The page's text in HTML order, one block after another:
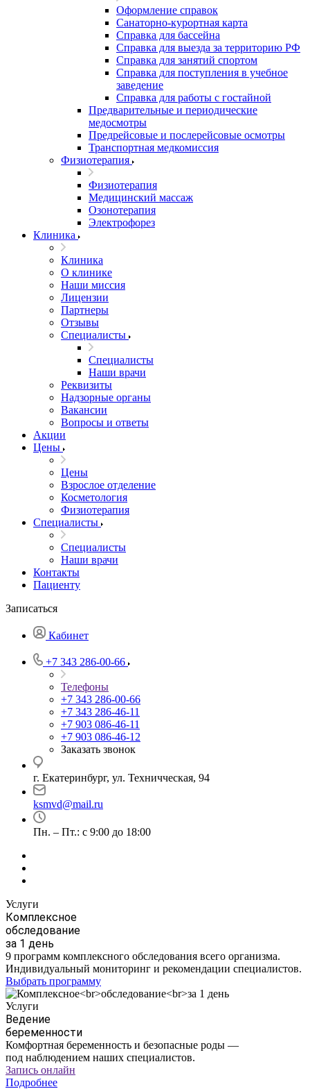
Оформление справок
Санаторно-курортная карта
Справка для бассейна
Справка для выезда за территорию РФ
Справка для занятий спортом
Справка для поступления в учебное
заведение
Справка для работы с гостайной
Предварительные и периодические
медосмотры
Предрейсовые и послерейсовые осмотры
Транспортная медкомиссия
Физиотерапия
Физиотерапия
Медицинский массаж
Озонотерапия
Электрофорез
Клиника
Клиника
О клинике
Наши миссия
Лицензии
Партнеры
Отзывы
Специалисты
Специалисты
Наши врачи
Реквизиты
Надзорные органы
Вакансии
Вопросы и ответы
Акции
Цены
Цены
Взрослое отделение
Косметология
Физиотерапия
Специалисты
Специалисты
Наши врачи
Контакты
Пациенту
Записаться
Кабинет
+7 343 286-00-66
Телефоны
+7 343 286-00-66
+7 343 286-46-11
+7 903 086-46-11
+7 903 086-46-12
Заказать звонок
г. Екатеринбург, ул. Техничческая, 94
ksmvd@mail.ru
Пн. – Пт.: с 9:00 до 18:00
Услуги
Комплексное
обследование
за 1 день
9 программ комплексного обследования всего организма.
Индивидуальный мониторинг и рекомендации специалистов.
Выбрать программу
Услуги
Ведение
беременности
Комфортная беременность и безопасные роды —
под наблюдением наших специалистов.
Запись онлайн
Подробнее